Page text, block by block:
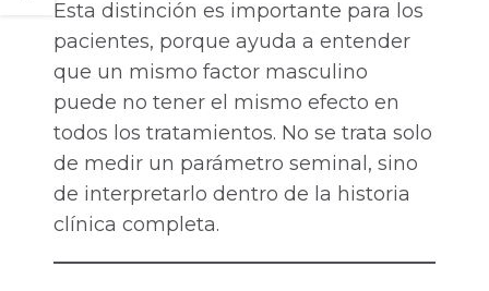
Esta distinción es importante para los
pacientes, porque ayuda a entender
que un mismo factor masculino
puede no tener el mismo efecto en
todos los tratamientos. No se trata solo
de medir un parámetro seminal, sino
de interpretarlo dentro de la historia
clínica completa.